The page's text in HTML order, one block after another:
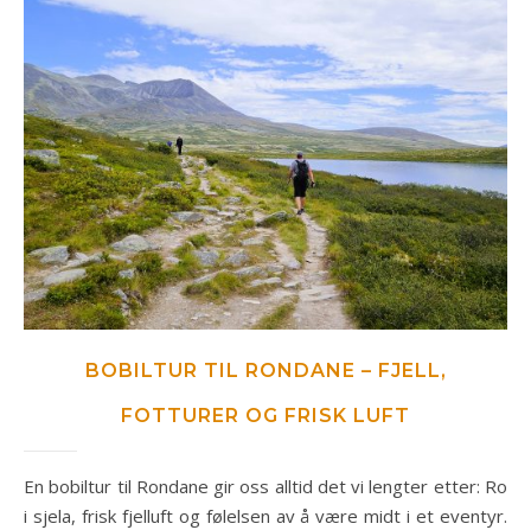
BOBILTUR TIL RONDANE – FJELL,
FOTTURER OG FRISK LUFT
En bobiltur til Rondane gir oss alltid det vi lengter etter: Ro
i sjela, frisk fjelluft og følelsen av å være midt i et eventyr.